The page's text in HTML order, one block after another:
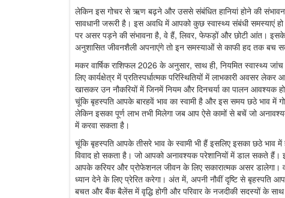
लेकिन इस गोचर से ऋण बढ़ने और उससे संबंधित हानियां होने की
सावधानी जरूरी है। इस अवधि में आपको कुछ स्वास्थ्य संबंधी समस्याएं
पर असर पड़ने की संभावना है, वे हैं, लिवर, फेफड़ों और छोटी आंत। इसके
अनुशासित जीवनशैली अपनाएंगे तो इन समस्याओं से काफी हद तक बच
मकर वार्षिक राशिफल 2026 के अनुसार, साथ ही, नियमित स्वास्थ्य
लिए कार्यक्षेत्र में प्रतिस्पर्धात्मक परिस्थितियों में लाभकारी अवसर
खासकर उन नौकरियों में जिनमें नियम और दिनचर्या का पालन
चूंकि बृहस्पति आपके बारहवें भाव का स्वामी है और इस समय छठे भाव में
लेकिन इसका पूर्ण लाभ तभी मिलेगा जब आप ऐसे कामों से बचें जो
में करवा सकता है।
चूंकि बृहस्पति आपके तीसरे भाव के स्वामी भी हैं इसलिए इसका छठे भाव
विवाद हो सकता है। जो आपको अनावश्यक परेशानियों में डाल सकते
आपके करियर और प्रोफेशनल जीवन के लिए सकारात्मक असर डालेगा।
ध्यान देने के लिए प्रेरित करेगा। अंत में, अपनी नौवीं दृष्टि से बृहस्पति
बचत और बैंक बैलेंस में वृद्धि होगी और परिवार के नजदीकी सदस्यों के